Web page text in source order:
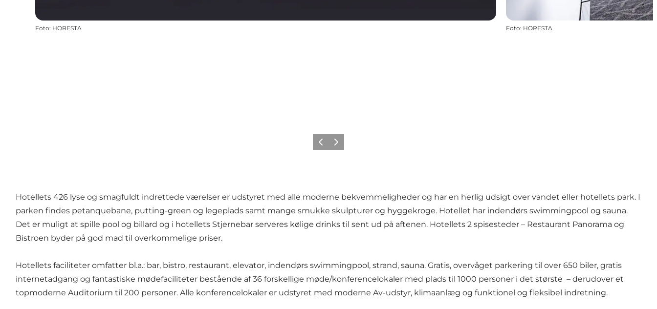
Foto: HORESTA Foto: HORESTA
ForrigeNæste
Hotellets 426 lyse og smagfuldt indrettede værelser er udstyret med alle moderne bekvemmeligheder og har en herlig udsigt over vandet eller hotellets park. I
parken findes petanquebane, putting-green og legeplads samt mange smukke skulpturer og hyggekroge. Hotellet har indendørs swimmingpool og sauna.
Det er muligt at spille pool og billard og i hotellets Stjernebar serveres kølige drinks til sent ud på aftenen. Hotellets 2 spisesteder – Restaurant Panorama og
Bistroen byder på god mad til overkommelige priser.
Hotellets faciliteter omfatter bl.a.: bar, bistro, restaurant, elevator, indendørs swimmingpool, strand, sauna. Gratis, overvåget parkering til over 650 biler, gratis
internetadgang og fantastiske mødefaciliteter bestående af 36 forskellige møde/konferencelokaler med plads til 1000 personer i det største – derudover et
topmoderne Auditorium til 200 personer. Alle konferencelokaler er udstyret med moderne Av-udstyr, klimaanlæg og funktionel og fleksibel indretning.